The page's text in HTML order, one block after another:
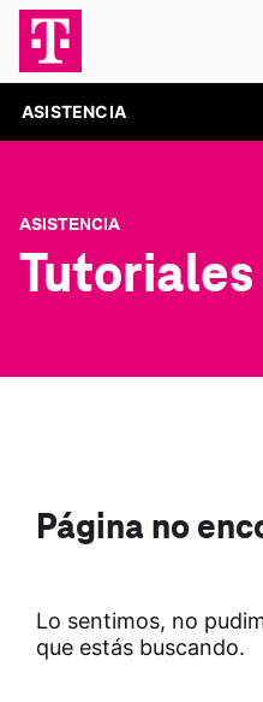
ASISTENCIA
ASISTENCIA
Tutoriales